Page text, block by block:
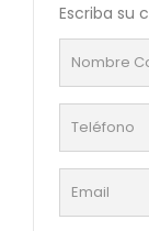
Escriba su